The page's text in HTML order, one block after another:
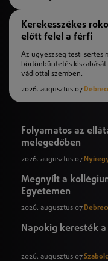
Kerekesszékes
előtt felel a férfi
Az ügyészség testi sértés
börtönbüntetés
vádlottal szemben.
2026. augusztus 07.
Folyamatos az
melegedőben
2026. augusztus 07.
Megnyílt a
Egyetemen
2026. augusztus 07.
Napokig keresték
2026. augusztus 07.